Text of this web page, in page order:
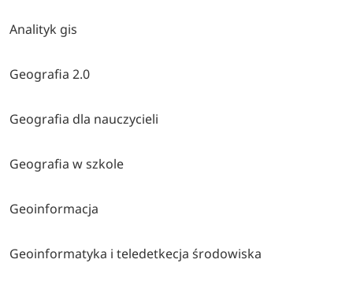
Analityk gis
Geografia 2.0
Geografia dla nauczycieli
Geografia w szkole
Geoinformacja
Geoinformatyka i teledetkecja środowiska